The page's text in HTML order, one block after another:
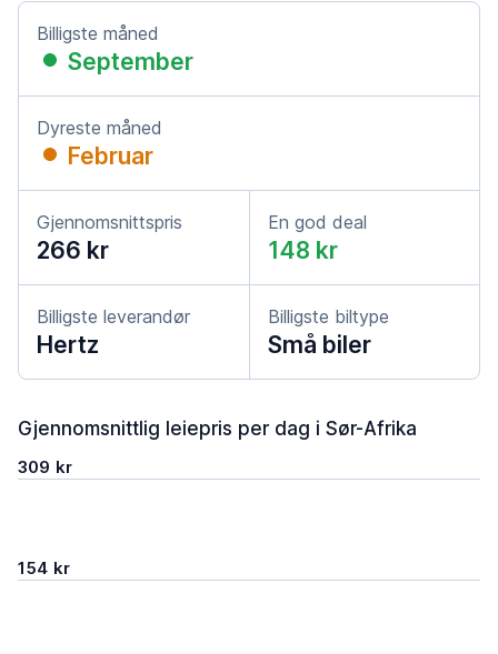
Billigste måned
September
Dyreste måned
Februar
Gjennomsnittspris
266 kr
En god deal
148 kr
Billigste leverandør
Hertz
Billigste biltype
Små biler
Gjennomsnittlig leiepris per dag i Sør-Afrika
309 kr
154 kr